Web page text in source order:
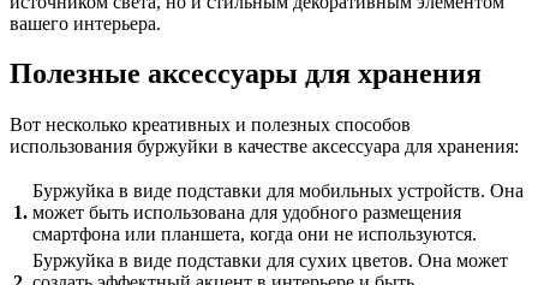
вашего интерьера.
Полезные аксессуары для хранения
Вот несколько креативных и полезных способов
использования буржуйки в качестве аксессуара для хранения:
1.
Буржуйка в виде подставки для мобильных устройств. Она
может быть использована для удобного размещения
смартфона или планшета, когда они не используются.
Буржуйка в виде подставки для сухих цветов. Она может